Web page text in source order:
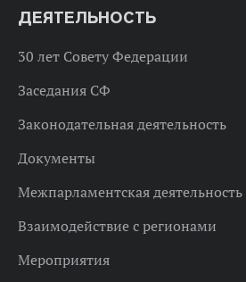
ДЕЯТЕЛЬНОСТЬ
30 лет Совету Федерации
Заседания СФ
Законодательная деятельность
Документы
Межпарламентская деятельность
Взаимодействие с регионами
Мероприятия